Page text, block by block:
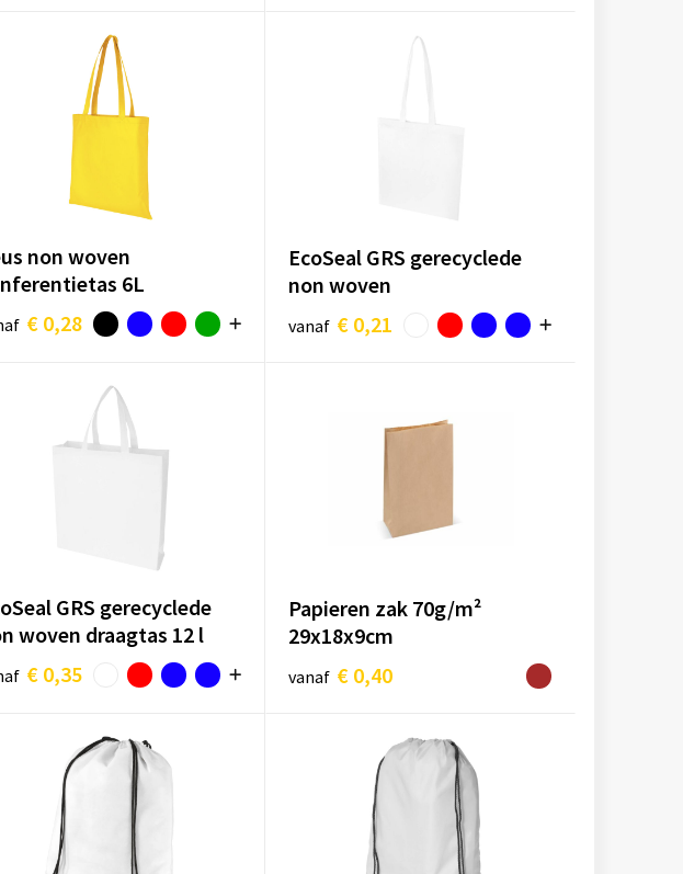
non woven
6L
€ 0,28
EcoSeal GRS gerecyclede
non woven
conferentiedraagtas 6 l
vanaf € 0,21
GRS gerecyclede
woven draagtas 12 l
€ 0,35
Papieren zak 70g/m²
29x18x9cm
vanaf € 0,40